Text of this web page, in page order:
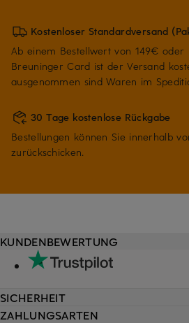
Kostenloser Standardversand
Ab einem Bestellwert von 149€
Breuninger Card ist der Versand
ausgenommen sind Waren im
30 Tage kostenlose Rückgabe
Bestellungen können Sie innerhalb
zurückschicken.
KUNDENBEWERTUNG
SICHERHEIT
ZAHLUNGSARTEN